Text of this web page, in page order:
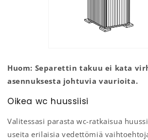
Huom: Separettin takuu ei kata
asennuksesta johtuvia vaurioita.
Oikea wc huussiisi
Valitessasi parasta wc-ratkaisua
useita erilaisia vedettömiä